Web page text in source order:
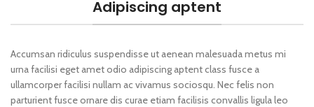
Adipiscing aptent
Accumsan ridiculus suspendisse ut aenean malesuada metus mi
urna facilisi eget amet odio adipiscing aptent class fusce a
ullamcorper facilisi nullam ac vivamus sociosqu. Nec felis non
parturient fusce ornare dis curae etiam facilisis convallis ligula leo